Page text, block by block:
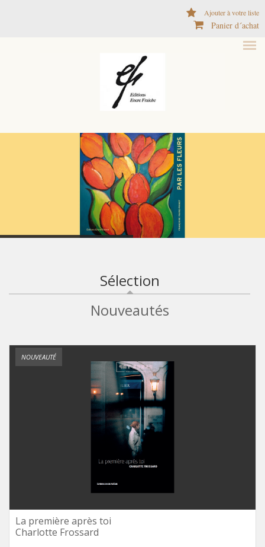
Ajouter à votre liste
Panier d´achat
Sélection
Nouveautés
NOUVEAUTÉ
La première après toi
Charlotte Frossard